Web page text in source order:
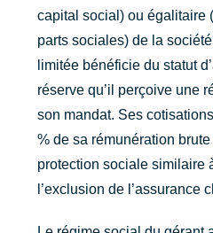
capital social) ou égalitaire
parts sociales) de la
limitée bénéficie du statut
réserve qu’il perçoive une
son mandat. Ses
% de sa rémunération brute
protection sociale similaire
l’exclusion de l’assurance